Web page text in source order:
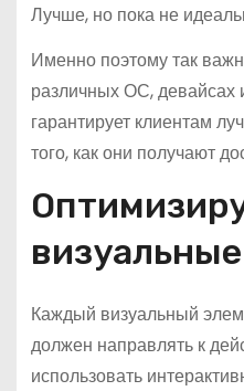
Лучше, но пока не
Именно поэтому так
различных ОС, девайсах
гарантирует клиентам
того, как они получают
Каждый визуальный
должен направлять к
использовать